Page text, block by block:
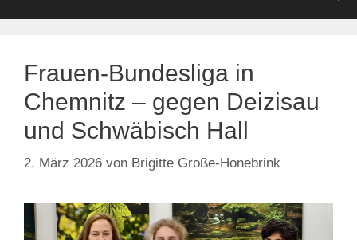
Frauen-Bundesliga in
Chemnitz – gegen Deizisau
und Schwäbisch Hall
2. März 2026 von Brigitte Große-Honebrink